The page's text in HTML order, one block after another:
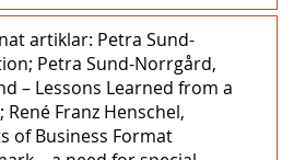
artiklar: Petra Sund-
Petra Sund-Norrgård,
– Lessons Learned from a
Franz Henschel,
of Business Format